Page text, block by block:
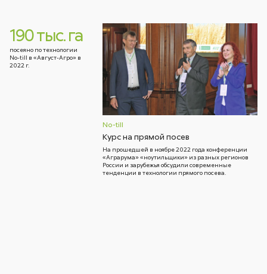
190 тыс. га
посеяно по технологии
No-till в «Август-Агро» в
2022 г.
No-till
Курс на прямой посев
На прошедшей в ноябре 2022 года конференции
«Аграрума» «ноутильщики» из разных регионов
России и зарубежья обсудили современные
тенденции в технологии прямого посева.